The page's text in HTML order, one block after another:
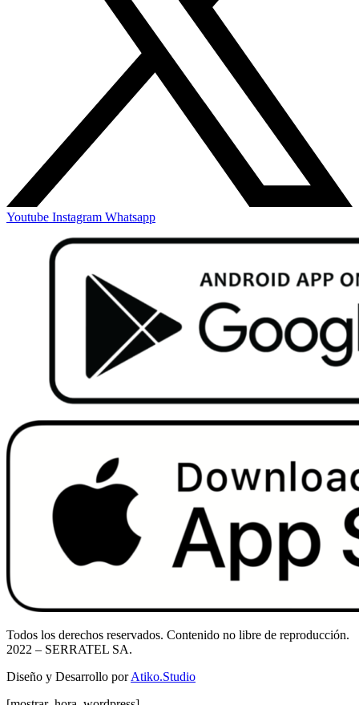
Youtube Instagram Whatsapp
Todos los derechos reservados. Contenido no libre de reproducción.
2022 – SERRATEL SA.
Diseño y Desarrollo porAtiko.Studio